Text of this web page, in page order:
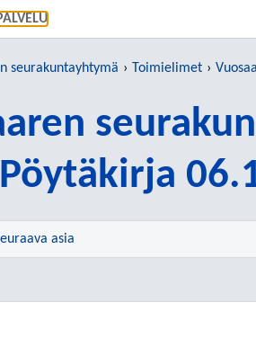
seurakuntayhtymä Toimielimet
Pöytäkirja
asia